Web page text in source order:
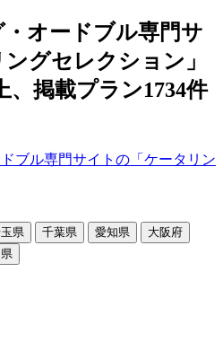
オードブル専門サ
グセレクション」
、掲載プラン1734件
県 千葉県 愛知県
大阪府